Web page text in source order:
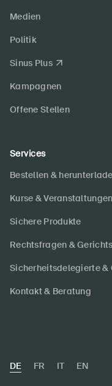
Medien
Politik
Sinus Plus
Kampagnen
Offene Stellen
Services
Bestellen &
Kurse & Veranstaltungen
Sichere Produkte
Rechtsfragen &
Sicherheitsdelegierte &
Kontakt & Beratung
DE FR IT EN